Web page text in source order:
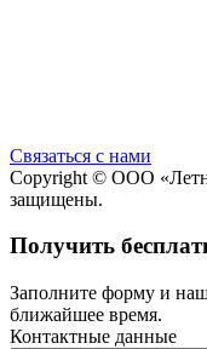
Cвязаться с нами
Copyright © ООО
защищены.
Получить
Заполните форму и
ближайшее время.
Контактные данные